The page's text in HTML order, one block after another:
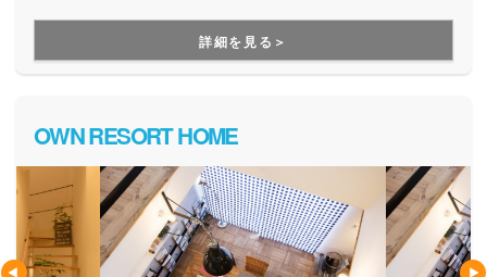
詳細を見る＞
OWN RESORT HOME